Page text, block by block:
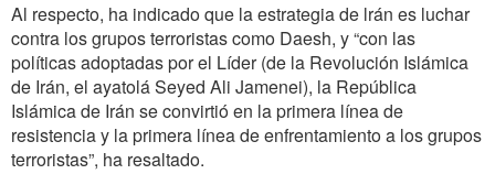
Al respecto, ha indicado que la estrategia de lrán es luchar
contra los grupos terroristas como Daesh, y “con las
políticas adoptadas por el Líder (de la Revolución Islámica
de Irán, el ayatolá Seyed Ali Jamenei), la República
Islámica de Irán se convirtió en la primera línea de
resistencia y la primera línea de enfrentamiento a los grupos
terroristas”, ha resaltado.